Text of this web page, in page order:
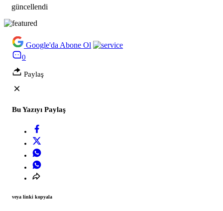
güncellendi
Google'da Abone Ol
0
Paylaş
Bu Yazıyı Paylaş
veya linki kopyala